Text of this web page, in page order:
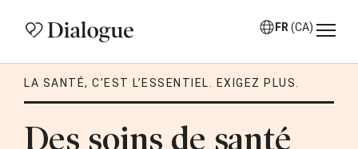
FR (CA)
LA SANTÉ, C’EST L’ESSENTIEL. EXIGEZ PLUS.
Des soins de santé